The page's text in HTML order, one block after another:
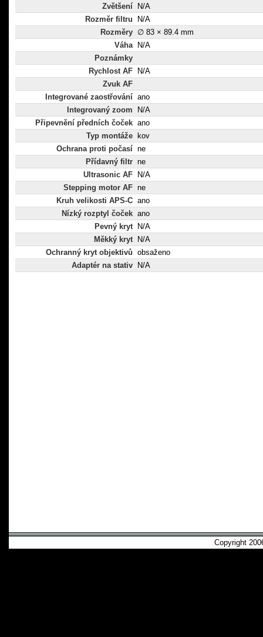
Zvětšení
N/A
Rozměr filtru
N/A
Rozměry ∅ 83 × 89.4 mm
Váha
N/A
Poznámky
Rychlost AF
N/A
Zvuk AF
Integrované zaostřování ano
Integrovaný zoom
N/A
Připevnění předních čoček ano
Typ montáže
kov
Ochrana proti počasí ne
Přídavný filtr ne
Ultrasonic AF
N/A
Stepping motor AF ne
Kruh velikosti APS-C ano
Nízký rozptyl čoček ano
Pevný kryt
N/A
Měkký kryt
N/A
Ochranný kryt objektivů obsaženo
Adaptér na stativ
N/A
Copyright